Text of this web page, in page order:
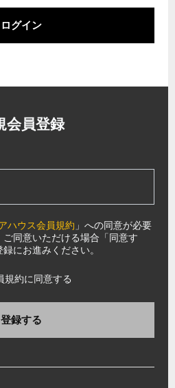
ログイン
会員登録
ハウス会員規約 」への同意が必要
同意いただける場合「同意す
にお進みください。
規約に同意する
登録する